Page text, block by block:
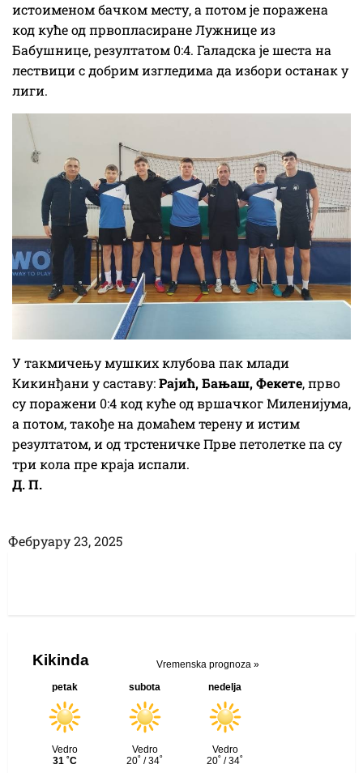
истоименом бачком месту, а потом је поражена
код куће од првопласиране Лужнице из
Бабушнице, резултатом 0:4. Галадска је шеста на
лествици с добрим изгледима да избори останак у
лиги.
У такмичењу мушких клубова пак млади
Кикинђани у саставу:Рајић, Бањаш, Фекете, прво
су поражени 0:4 код куће од вршачког Миленијума,
а потом, такође на домаћем терену и истим
резултатом, и од трстеничке Прве петолетке па су
три кола пре краја испали.
Д. П.
Фебруарy 23, 2025